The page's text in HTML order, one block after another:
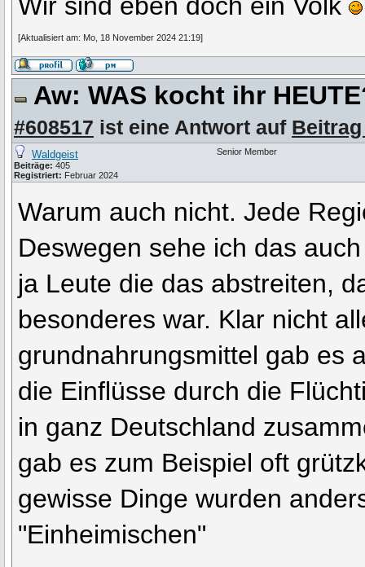
Wir sind eben doch ein Volk
[Aktualisiert am: Mo, 18 November 2024 21:19]
Aw: WAS kocht ihr
#608517 ist eine Antwort auf Beitrag
Waldgeist
Beiträge: 405
Registriert: Februar 2024
Senior Member
Warum auch nicht. Jede
Deswegen sehe ich das
ja Leute die das abstreiten,
besonderes war. Klar nicht
grundnahrungsmittel gab es
die Einflüsse durch die
in ganz Deutschland
gab es zum Beispiel oft
gewisse Dinge wurden
"Einheimischen"